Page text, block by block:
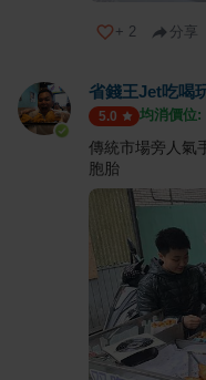
+ 2 分享
省錢王Jet吃喝
5.0 均消價位:
傳統市場旁人氣
胞胎